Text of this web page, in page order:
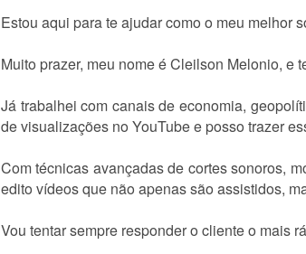
Estou aqui para te ajudar como o meu melhor
Muito prazer, meu nome é Cleilson Melonio, e
Já trabalhei com canais de economia,
de visualizações no YouTube e posso trazer
Com técnicas avançadas de cortes sonoros,
edito vídeos que não apenas são assistidos,
Vou tentar sempre responder o cliente o mais